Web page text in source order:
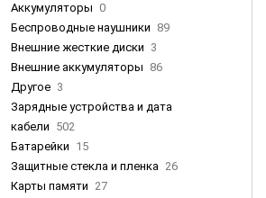
Аккумуляторы 0
Беспроводные наушники 89
Внешние жесткие диски 3
Внешние аккумуляторы 86
Другое 3
Зарядные устройства и дата
кабели 502
Батарейки 15
Защитные стекла и пленка 26
Карты памяти 27